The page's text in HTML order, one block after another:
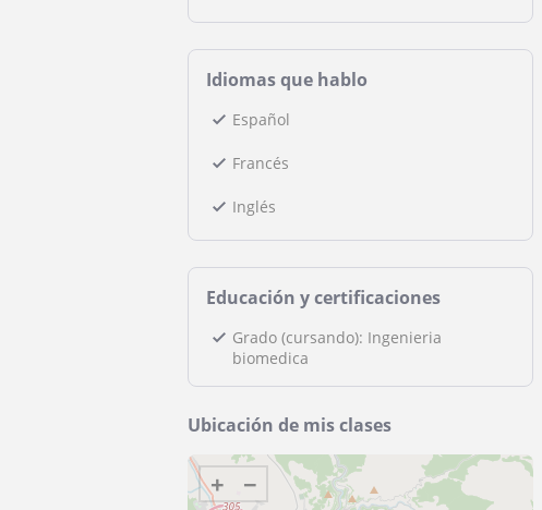
Idiomas que hablo
Español
Francés
Inglés
Educación y certificaciones
Grado (cursando): Ingenieria
biomedica
Ubicación de mis clases
+ −